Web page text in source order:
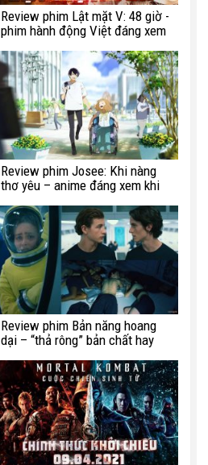
Review phim Lật mặt V: 48 giờ -
phim hành động Việt đáng xem
Review phim Josee: Khi nàng
thơ yêu – anime đáng xem khi
Review phim Bản năng hoang
dại – “thả rông” bản chất hay